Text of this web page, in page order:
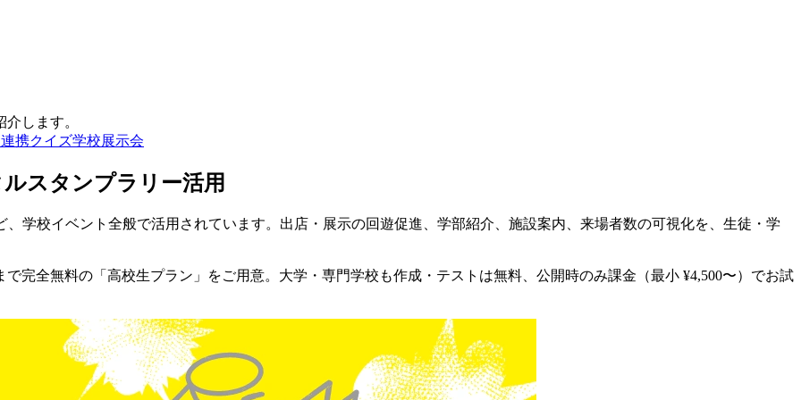
します。
携クイズ学校展示会
スタンプラリー活用
、学校イベント全般で活用されています。出店・展示の回遊促進、学部紹介、施設案内、来場者数の可視化を、生徒・学
完全無料の「高校生プラン」をご用意。大学・専門学校も作成・テストは無料、公開時のみ課金（最小 ¥4,500〜）でお試